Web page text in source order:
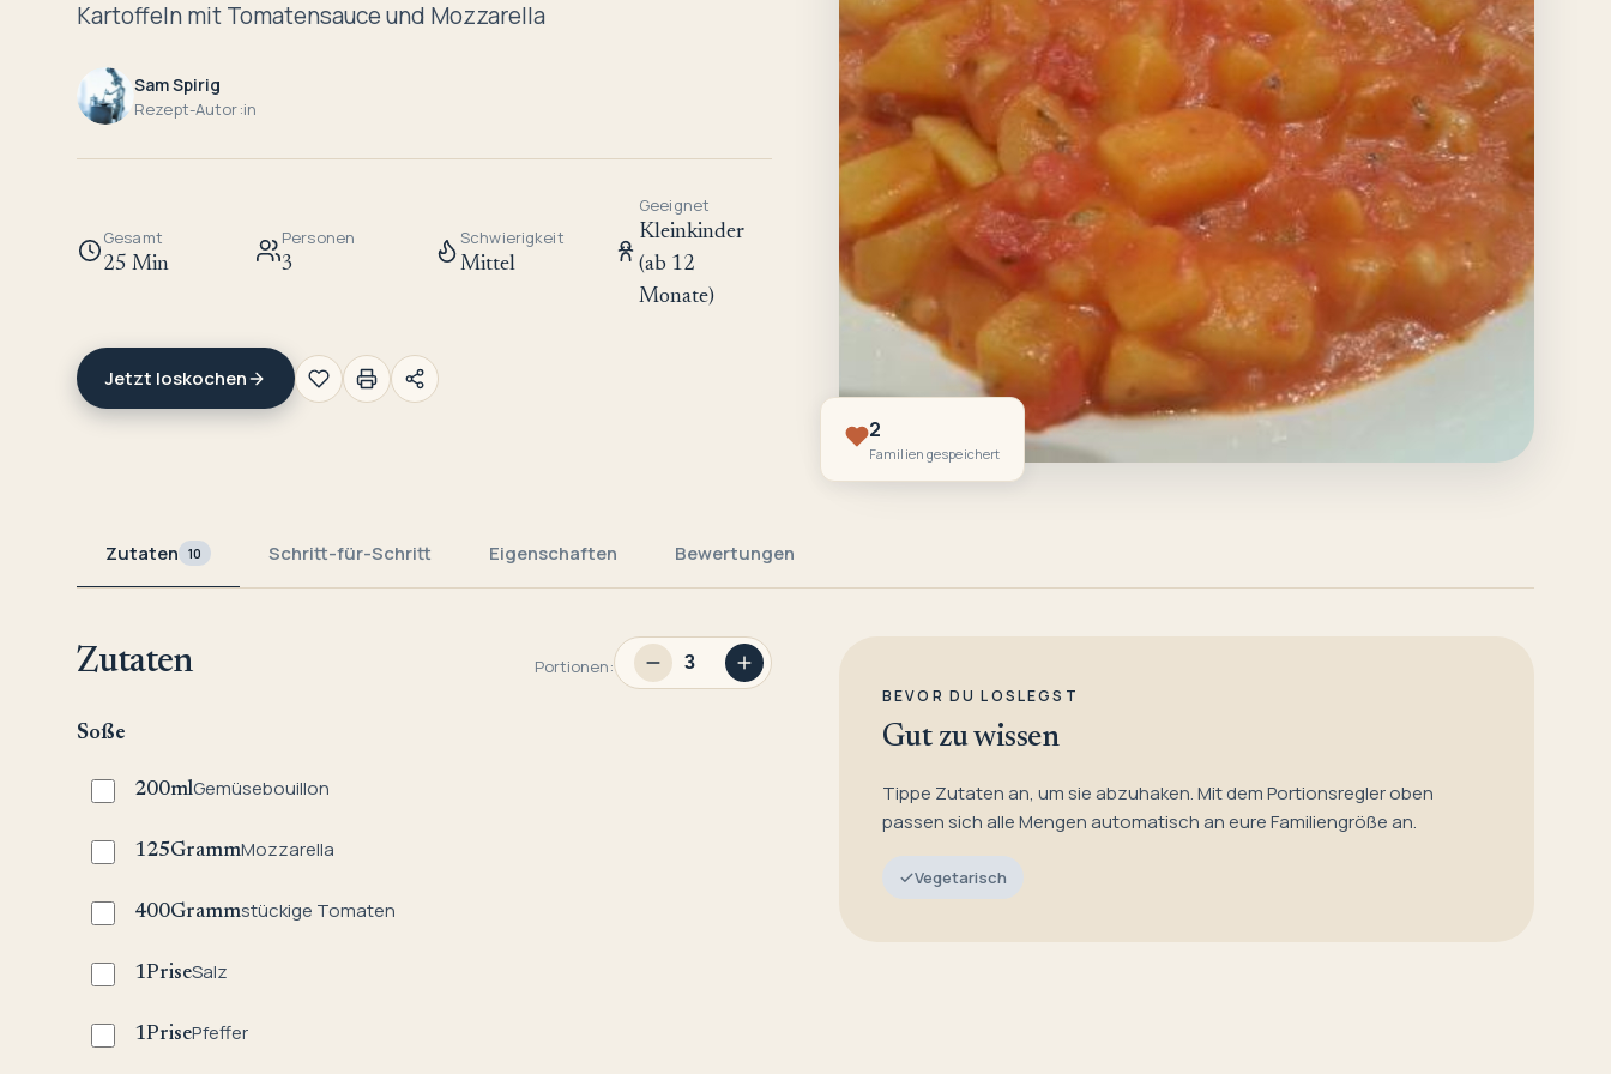
Kartoffeln mit Tomatensauce und Mozzarella
Sam Spirig
Rezept-Autor:in
Gesamt
25 Min
Personen
3
Schwierigkeit
Mittel
Geeignet
Kleinkinder
(ab 12
Monate)
Jetzt loskochen
2
Familien gespeichert
Zutaten 10 Schritt-für-Schritt Eigenschaften Bewertungen
Zutaten Portionen:
Soße
200mlGemüsebouillon
125GrammMozzarella
400Grammstückige Tomaten
1PriseSalz
1PrisePfeffer
BEVOR DU LOSLEGST
Gut zu wissen
Tippe Zutaten an, um sie abzuhaken. Mit dem Portionsregler oben
passen sich alle Mengen automatisch an eure Familiengröße an.
Vegetarisch